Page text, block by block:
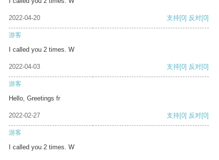
2022-04-20 支持[0] 反对[0]
游客
I called you 2 times. W
2022-04-03 支持[0] 反对[0]
游客
Hello, Greetings fr
2022-02-27 支持[0] 反对[0]
游客
I called you 2 times. W